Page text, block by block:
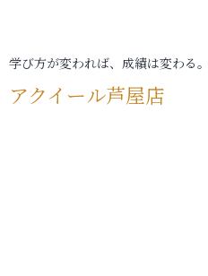
学び方が変われば、成績は変わる。
アクイール芦屋店